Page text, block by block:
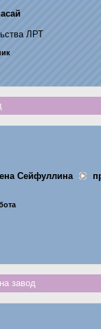
ЛРТ
Сейфуллина
завод